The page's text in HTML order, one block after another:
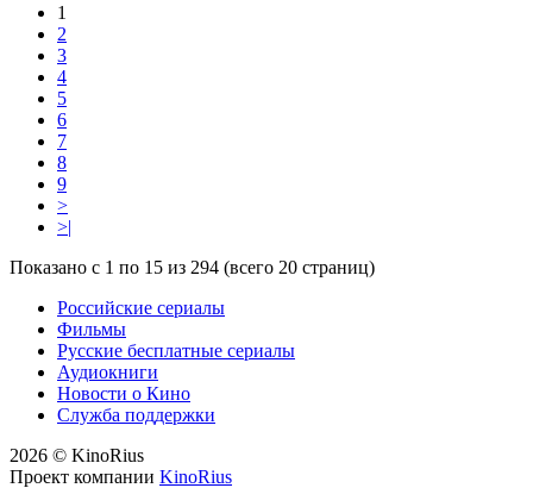
1
2
3
4
5
6
7
8
9
>
>|
Показано с 1 по 15 из 294 (всего 20 страниц)
Российские сериалы
Фильмы
Русские бесплатные сериалы
Аудиокниги
Новости о Кино
Служба поддержки
2026 © KinoRius
Проект компании KinoRius